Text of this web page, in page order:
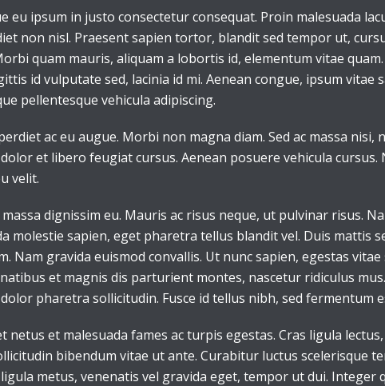
eu ipsum in justo consectetur consequat. Proin malesuada
non nisl. Praesent sapien tortor, blandit sed tempor ut,
quam mauris, aliquam a lobortis id, elementum vitae
id vulputate sed, lacinia id mi. Aenean congue, ipsum vitae
pellentesque vehicula adipiscing.
ac eu augue. Morbi non magna diam. Sed ac massa nisi,
et libero feugiat cursus. Aenean posuere vehicula cursus.
velit.
dignissim eu. Mauris ac risus neque, ut pulvinar risus.
molestie sapien, eget pharetra tellus blandit vel. Duis mattis
Nam gravida euismod convallis. Ut nunc sapien, egestas
et magnis dis parturient montes, nascetur ridiculus
pharetra sollicitudin. Fusce id tellus nibh, sed fermentum
et malesuada fames ac turpis egestas. Cras ligula
bibendum vitae ut ante. Curabitur luctus scelerisque
metus, venenatis vel gravida eget, tempor ut dui. Integer